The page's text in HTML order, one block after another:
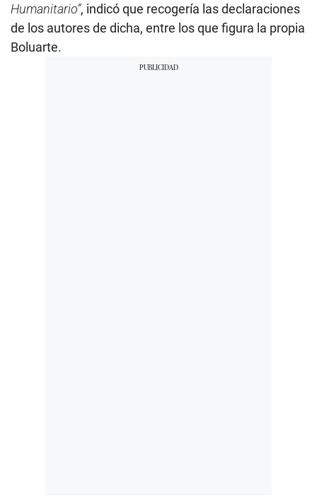
Humanitario”, indicó que recogería las declaraciones
de los autores de dicha, entre los que figura la propia
Boluarte.